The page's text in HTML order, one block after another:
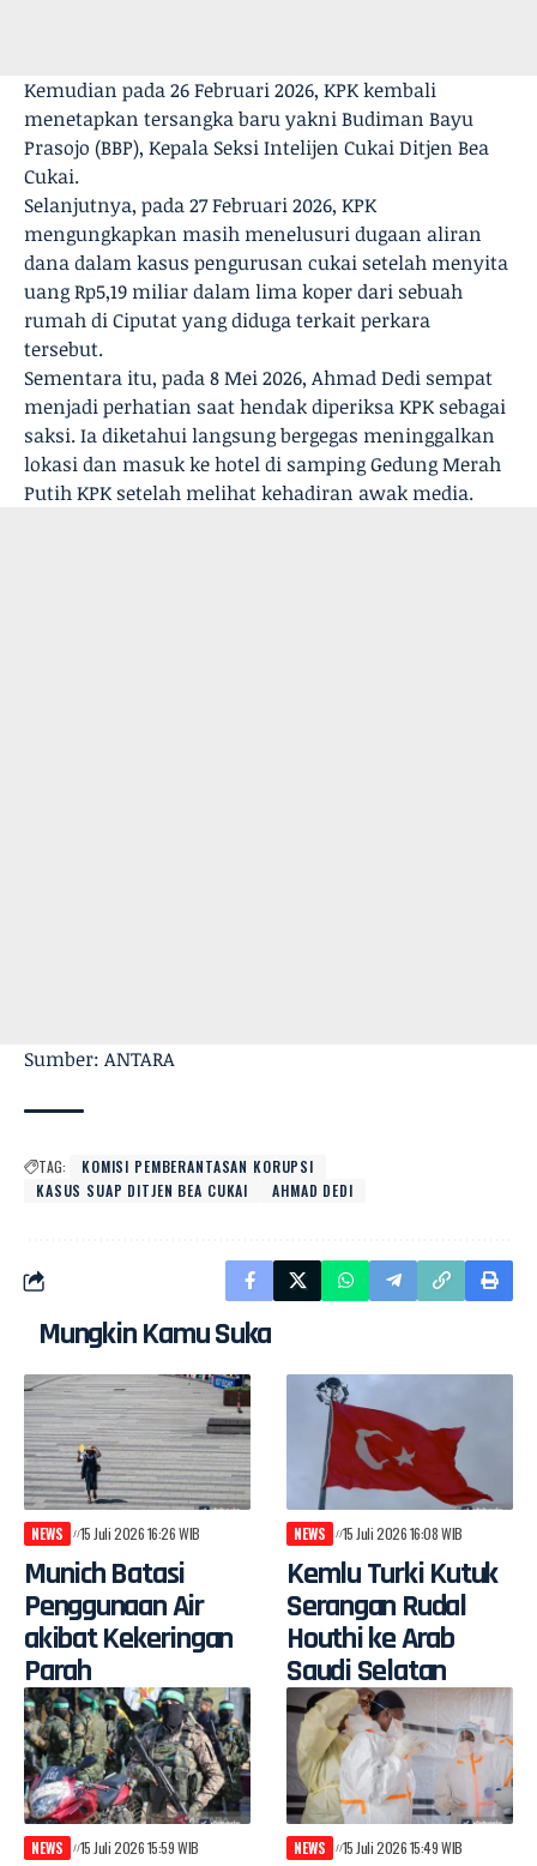
Kemudian pada 26 Februari 2026, KPK kembali
menetapkan tersangka baru yakni Budiman Bayu
Prasojo (BBP), Kepala Seksi Intelijen Cukai Ditjen Bea
Cukai.
Selanjutnya, pada 27 Februari 2026, KPK
mengungkapkan masih menelusuri dugaan aliran
dana dalam kasus pengurusan cukai setelah menyita
uang Rp5,19 miliar dalam lima koper dari sebuah
rumah di Ciputat yang diduga terkait perkara
tersebut.
Sementara itu, pada 8 Mei 2026, Ahmad Dedi sempat
menjadi perhatian saat hendak diperiksa KPK sebagai
saksi. Ia diketahui langsung bergegas meninggalkan
lokasi dan masuk ke hotel di samping Gedung Merah
Putih KPK setelah melihat kehadiran awak media.
Sumber: ANTARA
TAG:
KOMISI PEMBERANTASAN KORUPSI
KASUS SUAP DITJEN BEA CUKAI
AHMAD DEDI
Mungkin Kamu Suka
NEWS 15 Juli 2026 16:26 WIB
Munich Batasi
Penggunaan Air
akibat Kekeringan
Parah
NEWS 15 Juli 2026 16:08 WIB
Kemlu Turki Kutuk
Serangan Rudal
Houthi ke Arab
Saudi Selatan
NEWS 15 Juli 2026 15:59 WIB NEWS 15 Juli 2026 15:49 WIB